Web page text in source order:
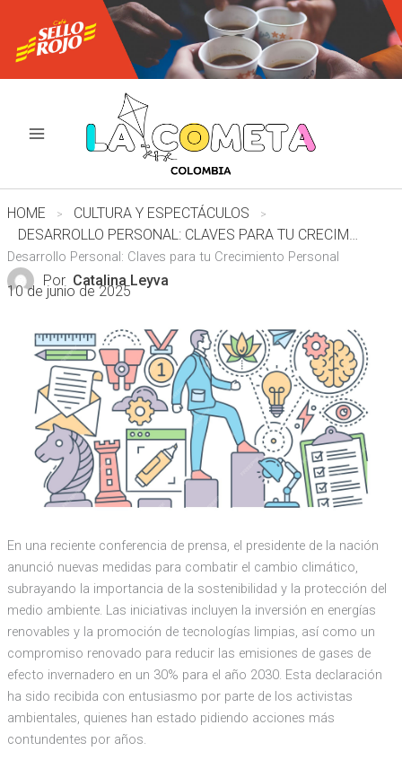
contenido
HOME
CULTURA Y ESPECTÁCULOS
DESARROLLO PERSONAL: CLAVES PARA TU CRECIMIENTO PERSONAL
Desarrollo Personal: Claves para tu Crecimiento Personal
Por Catalina Leyva
10 de junio de 2025
En una reciente conferencia de prensa, el presidente de la nación
anunció nuevas medidas para combatir el cambio climático,
subrayando la importancia de la sostenibilidad y la protección del
medio ambiente. Las iniciativas incluyen la inversión en energías
renovables y la promoción de tecnologías limpias, así como un
compromiso renovado para reducir las emisiones de gases de
efecto invernadero en un 30% para el año 2030. Esta declaración
ha sido recibida con entusiasmo por parte de los activistas
ambientales, quienes han estado pidiendo acciones más
contundentes por años.